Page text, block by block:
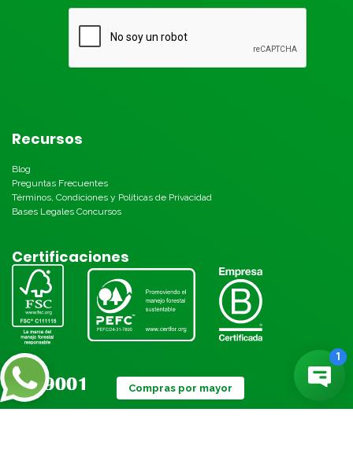
Recursos
Blog
Preguntas Frecuentes
Términos, Condiciones y Políticas de Privacidad
Bases Legales Concursos
Certificaciones
Compras por mayor